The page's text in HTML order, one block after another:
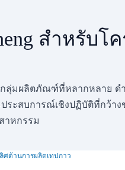
สำหรับโ
กลุ่มผลิตภัณฑ์ที่หลากหลาย
สบการณ์เชิงปฏิบัติที่กว้าง
าหกรรม